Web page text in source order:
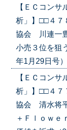
【ＥＣコン
析」】□□４７
協会 川連一
小売３位を狙
年1月29日号
【ＥＣコン
析」】□□４７
協会 清水将
＋Ｆｌｏｗｅ